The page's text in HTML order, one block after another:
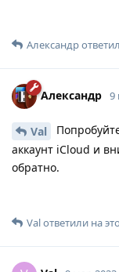
Александр
Александр 9
Val
аккаунт iCloud и
обратно.
Valответили на